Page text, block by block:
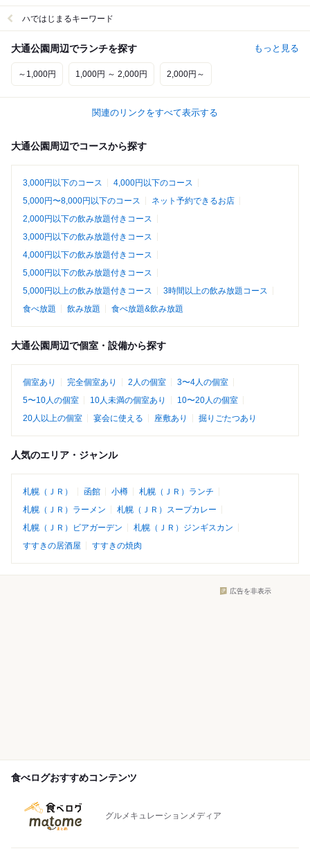
ハではじまるキーワード
大通公園周辺でランチを探す もっと見る
～1,000円 1,000円 ～ 2,000円 2,000円～
関連のリンクをすべて表示する
大通公園周辺でコースから探す
3,000円以下のコース
4,000円以下のコース
5,000円〜8,000円以下のコース
ネット予約できるお店
2,000円以下の飲み放題付きコース
3,000円以下の飲み放題付きコース
4,000円以下の飲み放題付きコース
5,000円以下の飲み放題付きコース
5,000円以上の飲み放題付きコース
3時間以上の飲み放題コース
食べ放題
飲み放題 食べ放題&飲み放題
大通公園周辺で個室・設備から探す
個室あり 完全個室あり 2人の個室
3〜4人の個室
5〜10人の個室
10人未満の個室あり
10〜20人の個室
20人以上の個室
宴会に使える 座敷あり 掘りごたつあり
人気のエリア・ジャンル
札幌（ＪＲ） 函館 小樽
札幌（ＪＲ）ランチ
札幌（ＪＲ）ラーメン
札幌（ＪＲ）スープカレー
札幌（ＪＲ）ビアガーデン
札幌（ＪＲ）ジンギスカン
すすきの居酒屋
すすきの焼肉
広告を非表示
食べログおすすめコンテンツ
グルメキュレーションメディア